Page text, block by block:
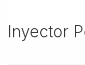
Inyector